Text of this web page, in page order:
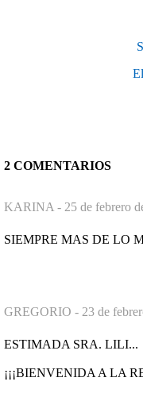
2 COMENTARIOS
KARINA - 25 de febrero
SIEMPRE MAS DE LO
GREGORIO - 23 de
ESTIMADA SRA. LILI...
¡¡¡BIENVENIDA A LA